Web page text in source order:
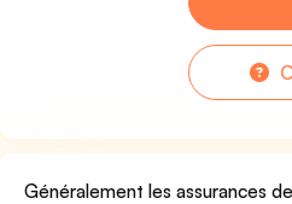
Généralement les assurances